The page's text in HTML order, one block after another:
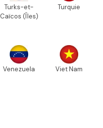
Turks-et-
Caïcos (Îles)
Turquie
Venezuela Viet Nam